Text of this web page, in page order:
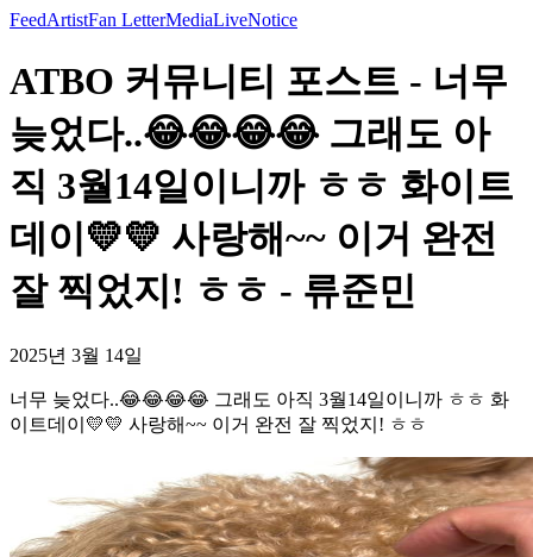
FeedArtistFan LetterMediaLiveNotice
ATBO 커뮤니티 포스트 - 너무
늦었다..😂😂😂😂 그래도 아
직 3월14일이니까 ㅎㅎ 화이트
데이💛💛 사랑해~~ 이거 완전
잘 찍었지! ㅎㅎ - 류준민
2025년 3월 14일
너무 늦었다..😂😂😂😂 그래도 아직 3월14일이니까 ㅎㅎ 화
이트데이💛💛 사랑해~~ 이거 완전 잘 찍었지! ㅎㅎ